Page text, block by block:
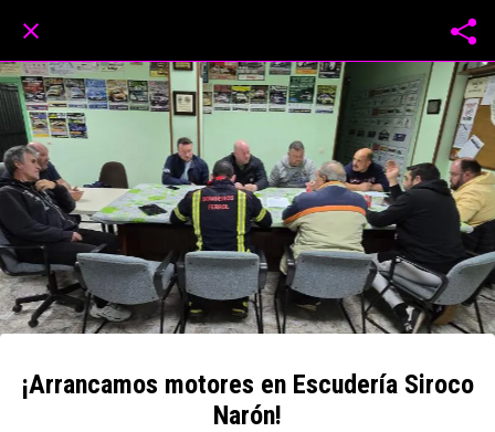
¡Arrancamos motores en Escudería Siroco
Narón!